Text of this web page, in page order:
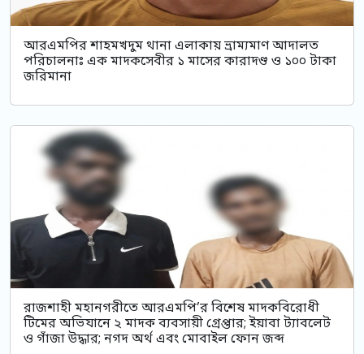
আরএমপির শাহমখদুম থানা এলাকায় ভ্রাম্যমাণ আদালত
পরিচালনাঃ এক মাদকসেবীর ১ মাসের কারাদণ্ড ও ১০০ টাকা
জরিমানা
রাজশাহী মহানগরীতে আরএমপি’র বিশেষ মাদকবিরোধী
টিমের অভিযানে ২ মাদক ব্যবসায়ী গ্রেপ্তার; ইয়াবা ট্যাবলেট
ও গাঁজা উদ্ধার; নগদ অর্থ এবং মোবাইল ফোন জব্দ